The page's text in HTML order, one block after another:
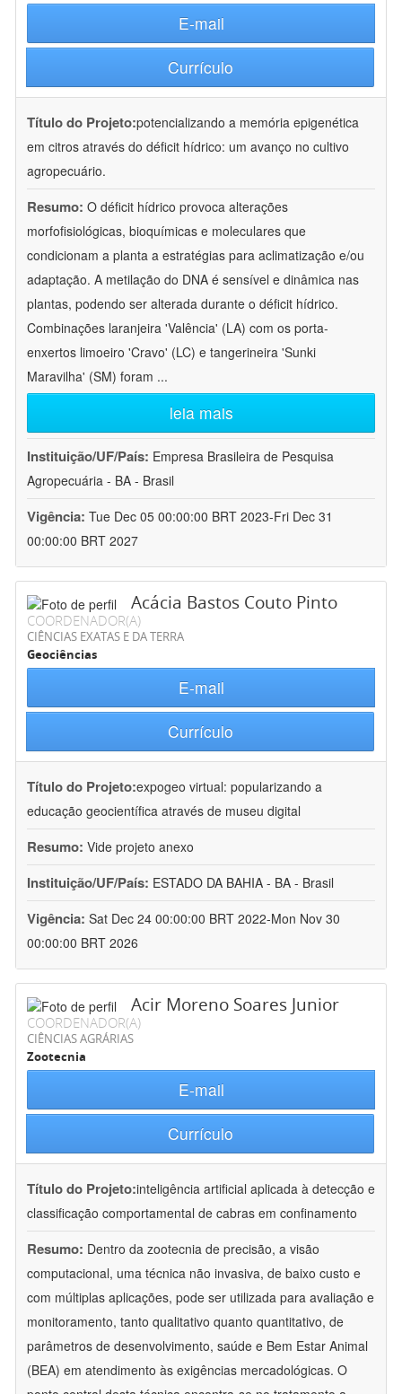
E-mail
Currículo
Título do Projeto:potencializando a memória epigenética
em citros através do déficit hídrico: um avanço no cultivo
agropecuário.
Resumo: O déficit hídrico provoca alterações
morfofisiológicas, bioquímicas e moleculares que
condicionam a planta a estratégias para aclimatização e/ou
adaptação. A metilação do DNA é sensível e dinâmica nas
plantas, podendo ser alterada durante o déficit hídrico.
Combinações laranjeira 'Valência' (LA) com os porta-
enxertos limoeiro 'Cravo' (LC) e tangerineira 'Sunki
Maravilha' (SM) foram ...
leia mais
Instituição/UF/País: Empresa Brasileira de Pesquisa
Agropecuária - BA - Brasil
Vigência: Tue Dec 05 00:00:00 BRT 2023-Fri Dec 31
00:00:00 BRT 2027
Acácia Bastos Couto Pinto
COORDENADOR(A)
CIÊNCIAS EXATAS E DA TERRA
Geociências
E-mail
Currículo
Título do Projeto:expogeo virtual: popularizando a
educação geocientífica através de museu digital
Resumo: Vide projeto anexo
Instituição/UF/País: ESTADO DA BAHIA - BA - Brasil
Vigência: Sat Dec 24 00:00:00 BRT 2022-Mon Nov 30
00:00:00 BRT 2026
Acir Moreno Soares Junior
COORDENADOR(A)
CIÊNCIAS AGRÁRIAS
Zootecnia
E-mail
Currículo
Título do Projeto:inteligência artificial aplicada à detecção e
classificação comportamental de cabras em confinamento
Resumo: Dentro da zootecnia de precisão, a visão
computacional, uma técnica não invasiva, de baixo custo e
com múltiplas aplicações, pode ser utilizada para avaliação e
monitoramento, tanto qualitativo quanto quantitativo, de
parâmetros de desenvolvimento, saúde e Bem Estar Animal
(BEA) em atendimento às exigências mercadológicas. O